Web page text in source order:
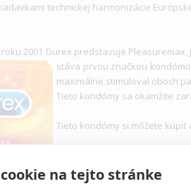
technickej harmonizácie
Durex predstavuje Pleasuremax,
stáva prvou značkou
maximálne stimuloval oboch
Tieto kondómy sa okamžite
Tieto kondómy si môžete kúpiť
na tejto stránke